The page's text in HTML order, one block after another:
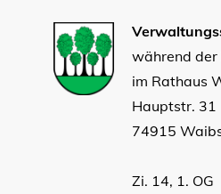
während der
im Rathaus
Hauptstr. 31
74915
Zi. 14, 1. OG